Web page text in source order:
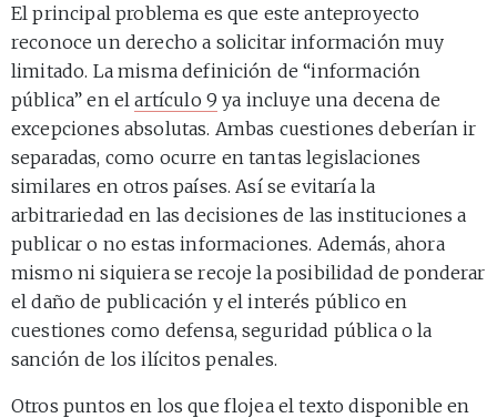
El principal problema es que este anteproyecto
reconoce un derecho a solicitar información muy
limitado. La misma definición de “información
pública” en elartículo 9 ya incluye una decena de
excepciones absolutas. Ambas cuestiones deberían ir
separadas, como ocurre en tantas legislaciones
similares en otros países. Así se evitaría la
arbitrariedad en las decisiones de las instituciones a
publicar o no estas informaciones. Además, ahora
mismo ni siquiera se recoje la posibilidad de ponderar
el daño de publicación y el interés público en
cuestiones como defensa, seguridad pública o la
sanción de los ilícitos penales.
Otros puntos en los que flojea el texto disponible en